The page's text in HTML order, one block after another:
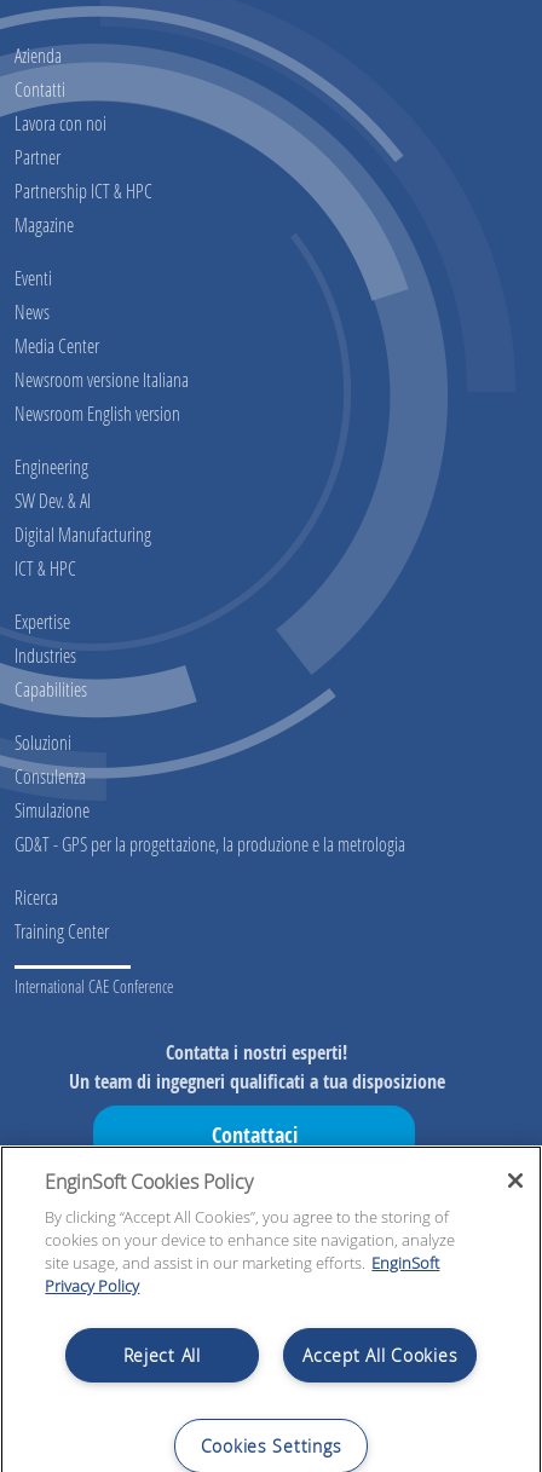
Azienda
Contatti
Lavora con noi
Partner
Partnership ICT & HPC
Magazine
Eventi
News
Media Center
Newsroom versione Italiana
Newsroom English version
Engineering
SW Dev. & AI
Digital Manufacturing
ICT & HPC
Expertise
Industries
Capabilities
Soluzioni
Consulenza
Simulazione
GD&T - GPS per la progettazione, la produzione e la metrologia
Ricerca
Training Center
International CAE Conference
Contatta i nostri esperti!
Un team di ingegneri qualificati a tua disposizione
Contattaci
Non perderti le nostre iniziative!
In anteprima informazioni sulle nostre iniziative, risorse
esclusive ed aggiornamenti
© 2026 EnginSoft SpA | VAT nb IT00599320223 | Cap. Soc. € 4.000.000,00 i.v. | All Rights
EnginSoft Cookies Policy
By clicking “Accept All Cookies”, you agree to the storing of
cookies on your device to enhance site navigation, analyze
site usage, and assist in our marketing efforts. EnginSoft
Privacy Policy
Accept All Cookies
Reject All
Cookies Settings